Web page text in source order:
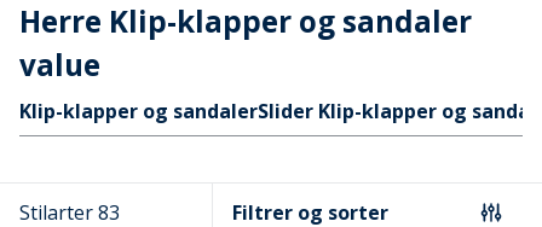
Herre Klip-klapper og sandaler
value
Hurtige links
Klip-klapper og sandalerSlider Klip-klapper og
Stilarter 83 Filtrer og sorter